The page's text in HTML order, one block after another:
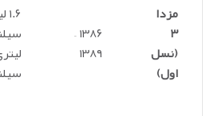
مزدا
۳
(نسل
اول)
۱۳۸۶ –
۱۳۸۹